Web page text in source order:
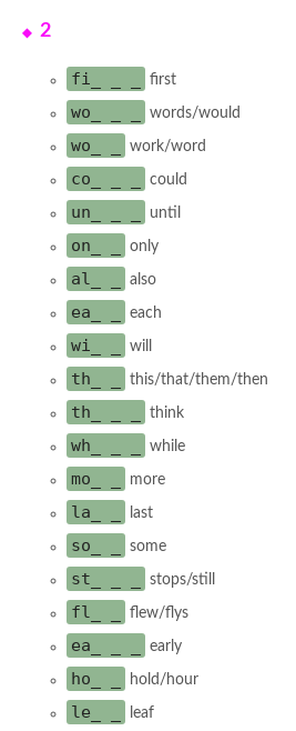
2
fi_ _ _ first
wo_ _ _ words/would
wo_ _ work/word
co_ _ _ could
un_ _ _ until
on_ _ only
al_ _ also
ea_ _ each
wi_ _ will
th_ _ this/that/them/then
th_ _ _ think
wh_ _ _ while
mo_ _ more
la_ _ last
so_ _ some
st_ _ _ stops/still
fl_ _ flew/flys
ea_ _ _ early
ho_ _ hold/hour
le_ _ leaf